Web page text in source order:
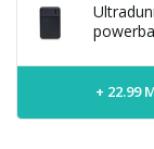
+ 22.99